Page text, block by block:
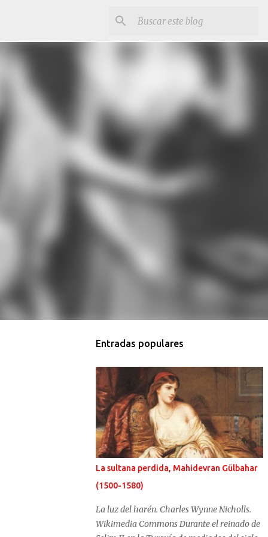
Entradas populares
La sultana perdida, Mahidevran Gülbahar
(1500-1580)
La luz del harén. Charles Wynne Nicholls.
Wikimedia Commons Durante el reinado de